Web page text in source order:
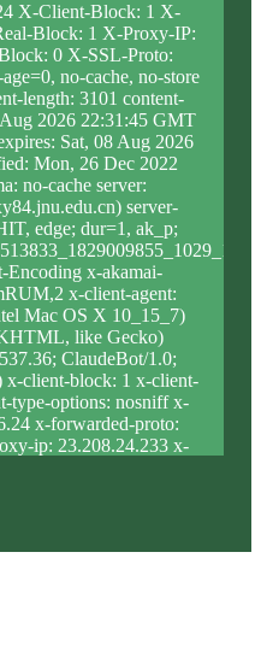
X-Client-Block: 1 X-
Block: 1 X-Proxy-IP:
0 X-SSL-Proto:
no-cache, no-store
length: 3101 content-
2026 22:31:45 GMT
Sat, 08 Aug 2026
Mon, 26 Dec 2022
no-cache server:
server-
edge; dur=1, ak_p;
Encoding x-akamai-
x-client-agent:
Mac OS X 10_15_7)
like Gecko)
ClaudeBot/1.0;
x-client-block: 1 x-client-
type-options: nosniff x-
x-forwarded-proto:
ip: 23.208.24.233 x-